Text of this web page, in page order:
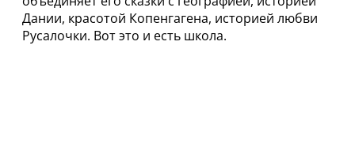
Дании, красотой Копенгагена, историей любви
Русалочки. Вот это и есть школа.